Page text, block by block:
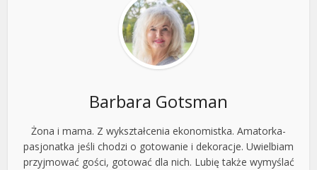
Barbara Gotsman
Żona i mama. Z wykształcenia ekonomistka. Amatorka-
pasjonatka jeśli chodzi o gotowanie i dekoracje. Uwielbiam
przyjmować gości, gotować dla nich. Lubię także wymyślać